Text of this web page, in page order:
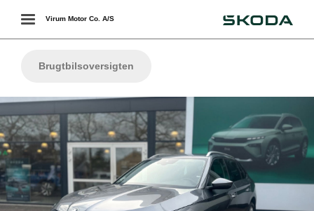
Toggle
navigation
Virum Motor Co. A/S
Brugtbilsoversigten